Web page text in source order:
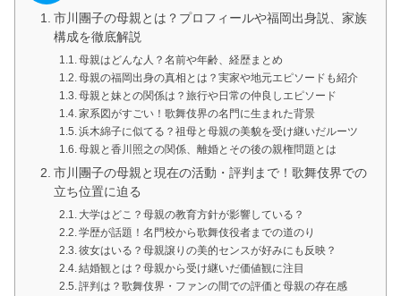
市川團子の母親とは？プロフィールや福岡出身説、家族
構成を徹底解説
母親はどんな人？名前や年齢、経歴まとめ
母親の福岡出身の真相とは？実家や地元エピソードも紹介
母親と妹との関係は？旅行や日常の仲良しエピソード
家系図がすごい！歌舞伎界の名門に生まれた背景
浜木綿子に似てる？祖母と母親の美貌を受け継いだルーツ
母親と香川照之の関係、離婚とその後の親権問題とは
市川團子の母親と現在の活動・評判まで！歌舞伎界での
立ち位置に迫る
大学はどこ？母親の教育方針が影響している？
学歴が話題！名門校から歌舞伎役者までの道のり
彼女はいる？母親譲りの美的センスが好みにも反映？
結婚観とは？母親から受け継いだ価値観に注目
評判は？歌舞伎界・ファンの間での評価と母親の存在感